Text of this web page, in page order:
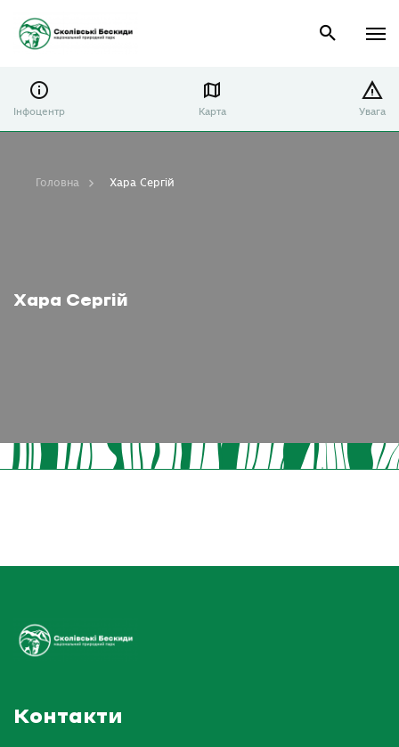
Інфоцентр Карта Увага
Хара Сергій
Головна Хара Сергій
Контакти